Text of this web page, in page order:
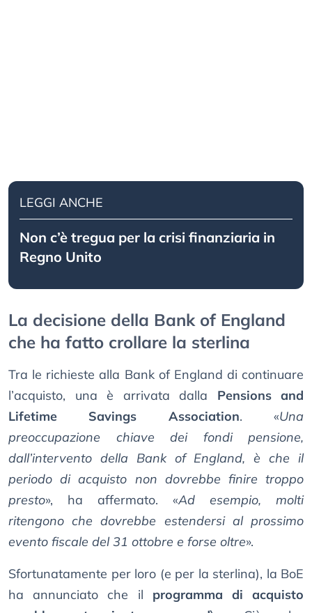
LEGGI ANCHE
Non c’è tregua per la crisi finanziaria in
Regno Unito
La decisione della Bank of England
che ha fatto crollare la sterlina
Tra le richieste alla Bank of England di continuare
l’acquisto, una è arrivata dalla Pensions and
Lifetime Savings Association. «Una
preoccupazione chiave dei fondi pensione,
dall’intervento della Bank of England, è che il
periodo di acquisto non dovrebbe finire troppo
presto», ha affermato. «Ad esempio, molti
ritengono che dovrebbe estendersi al prossimo
evento fiscale del 31 ottobre e forse oltre».
Sfortunatamente per loro (e per la sterlina), la BoE
ha annunciato che il programma di acquisto